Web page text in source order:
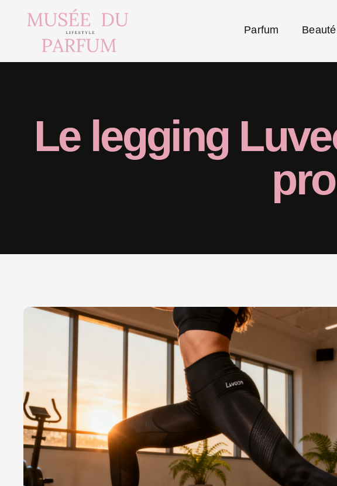
Parfum Beauté
Le legging